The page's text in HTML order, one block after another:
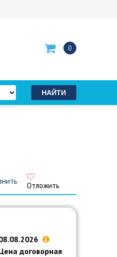
0
Отложить
договорная